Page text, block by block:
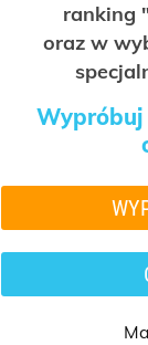
ranking
oraz w
Wypróbuj